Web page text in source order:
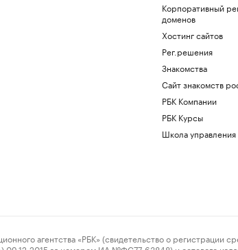
Корпоративный
доменов
Хостинг сайтов
Рег.решения
Знакомства
Сайт знакомств
РБК Компании
РБК Курсы
Школа
агентства «РБК» (свидетельство о регистрации